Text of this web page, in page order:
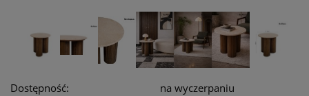
Dostępność:
na wyczerpaniu